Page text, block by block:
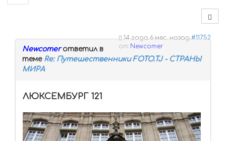
14 года 6 мес. назад #11752
от Newcomer
Newcomerответил в
теме Re: Путешественники FOTO.TJ - СТРАНЫ
МИРА
ЛЮКСЕМБУРГ 121